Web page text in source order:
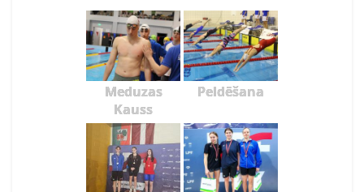
Meduzas
Kauss
Peldēšana